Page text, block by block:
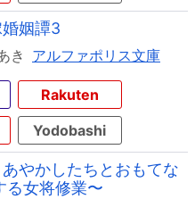
姻譚3
き アルファポリス文庫
Rakuten
Yodobashi
やかしたちとおもてな
る女将修業〜